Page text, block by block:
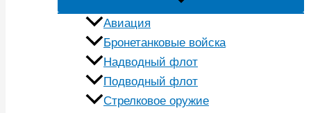
Авиация
Бронетанковые войска
Надводный флот
Подводный флот
Стрелковое оружие